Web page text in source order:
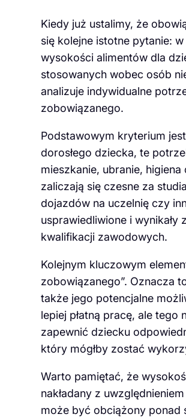
Kiedy już ustalimy, że
się kolejne istotne pytanie:
wysokości alimentów dla
stosowanych wobec osób
analizuje indywidualne
zobowiązanego.
Podstawowym kryterium
dorosłego dziecka, te
mieszkanie, ubranie,
zaliczają się czesne za
dojazdów na uczelnię czy
usprawiedliwione i
kwalifikacji zawodowych.
Kolejnym kluczowym
zobowiązanego”. Oznacza
także jego potencjalne
lepiej płatną pracę, ale
zapewnić dziecku
który mógłby zostać
Warto pamiętać, że
nakładany z
może być obciążony ponad